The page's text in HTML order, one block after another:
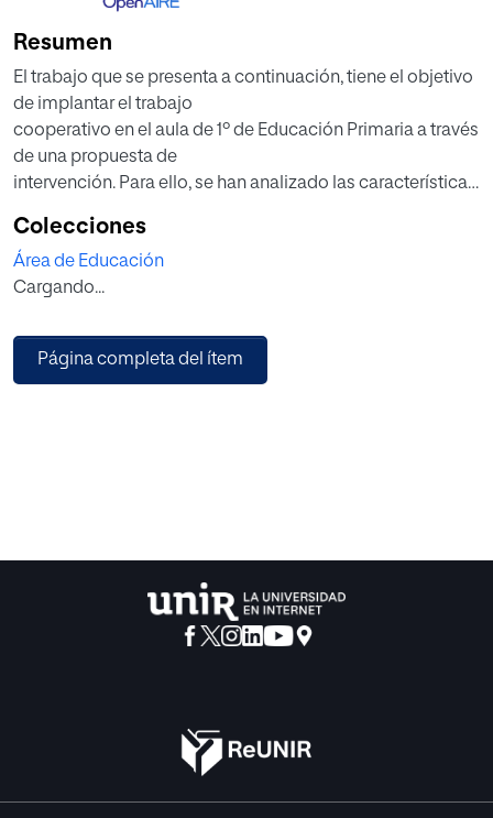
Resumen
El trabajo que se presenta a continuación, tiene el objetivo
de implantar el trabajo
cooperativo en el aula de 1º de Educación Primaria a través
de una propuesta de
intervención. Para ello, se han analizado las características
cooperativo junto con algunas técnicas más destacadas
según los distintos especialistas
en la materia. Además, se han comparado algunos de los
y los elementos que marcan la eficacia en este tipo de
metodología. Siguiendo la
que ha habido para llevarlo a
cabo junto con la prospectiva de futuro.
Colecciones
Área de Educación
Cargando...
Página completa del ítem